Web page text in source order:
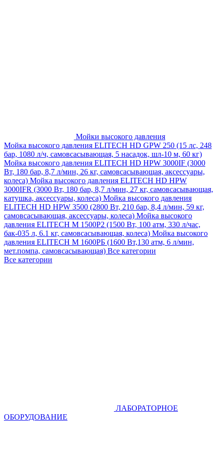
Мойки высокого давления
Мойка высокого давления ELITECH HD GPW 250 (15 лс, 248
бар, 1080 л/ч, самовсасывающая, 5 насадок, шл-10 м, 60 кг)
Мойка высокого давления ELITECH HD HPW 3000IF (3000
Вт, 180 бар, 8,7 л/мин, 26 кг, самовсасывающая, аксессуары,
колеса) Мойка высокого давления ELITECH HD HPW
3000IFR (3000 Вт, 180 бар, 8,7 л/мин, 27 кг, самовсасывающая,
катушка, аксессуары, колеса) Мойка высокого давления
ELITECH HD HPW 3500 (2800 Вт, 210 бар, 8,4 л/мин, 59 кг,
самовсасывающая, аксессуары, колеса) Мойка высокого
давления ELITECH M 1500P2 (1500 Вт, 100 атм, 330 л/час,
бак-035 л, 6.1 кг, самовсасывающая, колеса) Мойка высокого
давления ELITECH М 1600РБ (1600 Вт,130 атм, 6 л/мин,
мет.помпа, самовсасывающая) Все категории
Все категории
ЛАБОРАТОРНОЕ
ОБОРУДОВАНИЕ